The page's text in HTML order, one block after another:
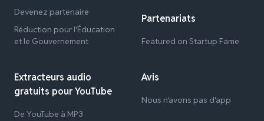
Devenez partenaire
Réduction pour l'Éducation
et le Gouvernement
Extracteurs audio
gratuits pour YouTube
De YouTube à MP3
Partenariats
Featured on Startup Fame
Avis
Nous n'avons pas d'app